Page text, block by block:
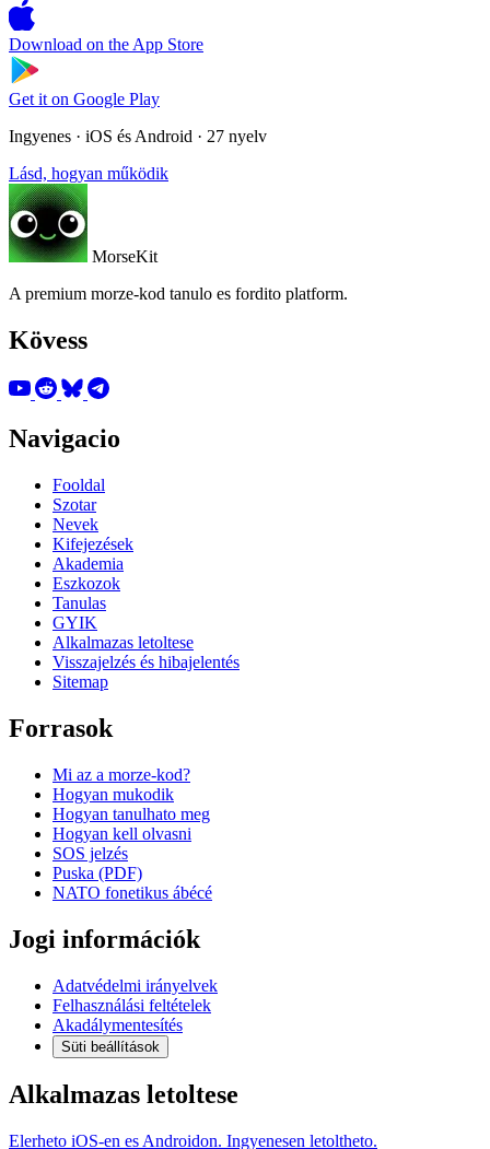
Download on the App Store
Get it on Google Play
Ingyenes · iOS és Android · 27 nyelv
Lásd, hogyan működik
MorseKit
A premium morze-kod tanulo es fordito platform.
Kövess
Navigacio
Fooldal
Szotar
Nevek
Kifejezések
Akademia
Eszkozok
Tanulas
GYIK
Alkalmazas letoltese
Visszajelzés és hibajelentés
Sitemap
Forrasok
Mi az a morze-kod?
Hogyan mukodik
Hogyan tanulhato meg
Hogyan kell olvasni
SOS jelzés
Puska (PDF)
NATO fonetikus ábécé
Jogi információk
Adatvédelmi irányelvek
Felhasználási feltételek
Akadálymentesítés
Süti beállítások
Alkalmazas letoltese
Elerheto iOS-en es Androidon. Ingyenesen letoltheto.